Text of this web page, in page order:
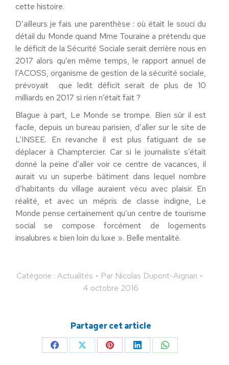
cette histoire.
D’ailleurs je fais une parenthèse : où était le souci du
détail du Monde quand Mme Touraine a prétendu que
le déficit de la Sécurité Sociale serait derrière nous en
2017 alors qu’en même temps, le rapport annuel de
l’ACOSS, organisme de gestion de la sécurité sociale,
prévoyait que ledit déficit serait de plus de 10
milliards en 2017 si rien n’était fait ?
Blague à part, Le Monde se trompe. Bien sûr il est
facile, depuis un bureau parisien, d’aller sur le site de
L’INSEE. En revanche il est plus fatiguant de se
déplacer à Champtercier. Car si le journaliste s’était
donné la peine d’aller voir ce centre de vacances, il
aurait vu un superbe bâtiment dans lequel nombre
d’habitants du village auraient vécu avec plaisir. En
réalité, et avec un mépris de classe indigne, Le
Monde pense certainement qu’un centre de tourisme
social se compose forcément de logements
insalubres « bien loin du luxe ». Belle mentalité.
Catégorie : Actualités Par Nicolas Dupont-Aignan
4 octobre 2016
Partager cet article
PartagerPartagerPartagerPartagerPartager